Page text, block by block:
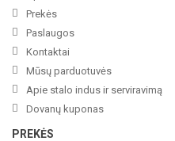
Prekės
Paslaugos
Kontaktai
Mūsų parduotuvės
Apie stalo indus ir serviravimą
Dovanų kuponas
PREKĖS